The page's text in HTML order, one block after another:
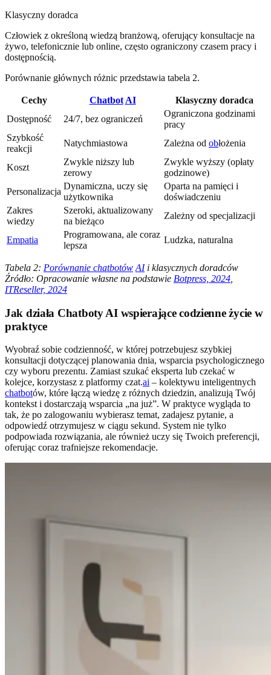
Klasyczny doradca
Człowiek z określoną wiedzą branżową, oferujący konsultacje na
żywo, telefonicznie lub online, często ograniczony czasem pracy i
dostępnością.
Porównanie głównych różnic przedstawia tabela 2.
Cechy Chatbot AI
Klasyczny doradca
Dostępność
24/7, bez ograniczeń
Ograniczona godzinami
pracy
Szybkość
reakcji
Natychmiastowa Zależna od obłożenia
Koszt
Zwykle niższy lub
zerowy
Zwykle wyższy (opłaty
godzinowe)
Personalizacja
Dynamiczna, uczy się
użytkownika
Oparta na pamięci i
doświadczeniu
Zakres
wiedzy
Szeroki, aktualizowany
na bieżąco
Zależny od specjalizacji
Empatia
Programowana, ale coraz
lepsza
Ludzka, naturalna
Tabela 2: Porównanie chatbotów AIi klasycznych doradców
Źródło: Opracowanie własne na podstawie Botpress, 2024
ITReseller, 2024
Jak działa Chatboty AI wspierające codzienne życie w
praktyce
Wyobraź sobie codzienność, w której potrzebujesz szybkiej
konsultacji dotyczącej planowania dnia, wsparcia psychologicznego
czy wyboru prezentu. Zamiast szukać eksperta lub czekać w
kolejce, korzystasz z platformy czat.ai – kolektywu inteligentnych
chatbotów, które łączą wiedzę z różnych dziedzin, analizują Twój
kontekst i dostarczają wsparcia „na już”. W praktyce wygląda to
tak, że po zalogowaniu wybierasz temat, zadajesz pytanie, a
odpowiedź otrzymujesz w ciągu sekund. System nie tylko
podpowiada rozwiązania, ale również uczy się Twoich preferencji,
oferując coraz trafniejsze rekomendacje.